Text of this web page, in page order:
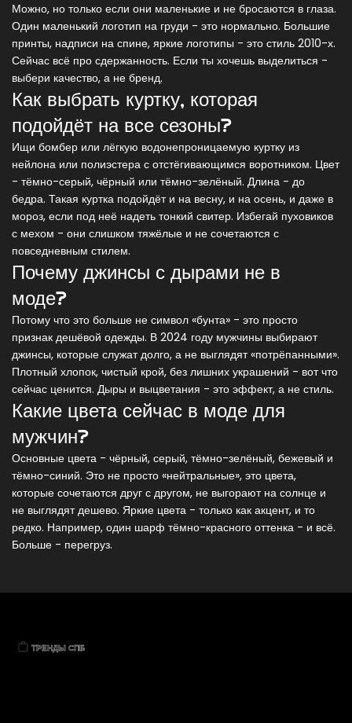
Можно, но только если они маленькие и не бросаются в глаза.
Один маленький логотип на груди - это нормально. Большие
принты, надписи на спине, яркие логотипы - это стиль 2010-х.
Сейчас всё про сдержанность. Если ты хочешь выделиться -
выбери качество, а не бренд.
Как выбрать куртку, которая
подойдёт на все сезоны?
Ищи бомбер или лёгкую водонепроницаемую куртку из
нейлона или полиэстера с отстёгивающимся воротником. Цвет
- тёмно-серый, чёрный или тёмно-зелёный. Длина - до
бедра. Такая куртка подойдёт и на весну, и на осень, и даже в
мороз, если под неё надеть тонкий свитер. Избегай пуховиков
с мехом - они слишком тяжёлые и не сочетаются с
повседневным стилем.
Почему джинсы с дырами не в
моде?
Потому что это больше не символ «бунта» - это просто
признак дешёвой одежды. В 2024 году мужчины выбирают
джинсы, которые служат долго, а не выглядят «потрёпанными».
Плотный хлопок, чистый крой, без лишних украшений - вот что
сейчас ценится. Дыры и выцветания - это эффект, а не стиль.
Какие цвета сейчас в моде для
мужчин?
Основные цвета - чёрный, серый, тёмно-зелёный, бежевый и
тёмно-синий. Это не просто «нейтральные», это цвета,
которые сочетаются друг с другом, не выгорают на солнце и
не выглядят дешево. Яркие цвета - только как акцент, и то
редко. Например, один шарф тёмно-красного оттенка - и всё.
Больше - перегруз.